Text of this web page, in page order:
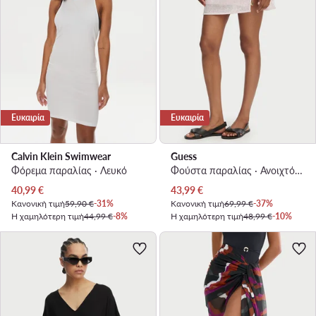
Ευκαιρία
Calvin Klein Swimwear
Φόρεμα παραλίας · Λευκό
Τρέχουσα τιμή
40,99€
Κανονική τιμή59,90 €-31%
Η χαμηλότερη τιμή44,99 €-8%
Ευκαιρία
Guess
Φούστα παραλίας · Ανοιχτό ροζ
Τρέχουσα τιμή
43,99€
Κανονική τιμή69,99 €-37%
Η χαμηλότερη τιμή48,99 €-10%